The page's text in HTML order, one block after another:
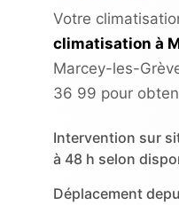
Votre
climatisation à
Marcey-les-
36 99 pour
Intervention sur
à 48 h selon
Déplacement